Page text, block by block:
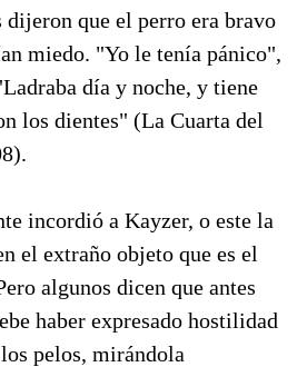
dijeron que el perro era bravo
miedo. "Yo le tenía pánico",
día y noche, y tiene
los dientes" (La Cuarta del
incordió a Kayzer, o este la
el extraño objeto que es el
algunos dicen que antes
haber expresado hostilidad
pelos, mirándola